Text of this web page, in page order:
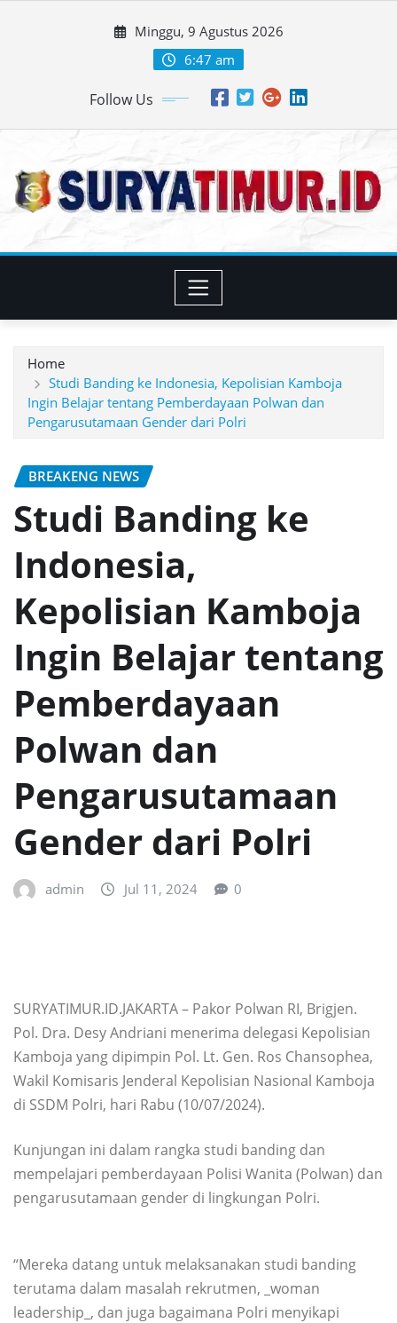
Minggu, 9 Agustus 2026
6:47 am
Follow Us
Home
Studi Banding ke Indonesia, Kepolisian Kamboja
Ingin Belajar tentang Pemberdayaan Polwan dan
Pengarusutamaan Gender dari Polri
BREAKENG NEWS
Studi Banding ke
Indonesia,
Kepolisian Kamboja
Ingin Belajar tentang
Pemberdayaan
Polwan dan
Pengarusutamaan
Gender dari Polri
admin Jul 11, 2024 0
SURYATIMUR.ID.JAKARTA – Pakor Polwan RI, Brigjen.
Pol. Dra. Desy Andriani menerima delegasi Kepolisian
Kamboja yang dipimpin Pol. Lt. Gen. Ros Chansophea,
Wakil Komisaris Jenderal Kepolisian Nasional Kamboja
di SSDM Polri, hari Rabu (10/07/2024).
Kunjungan ini dalam rangka studi banding dan
mempelajari pemberdayaan Polisi Wanita (Polwan) dan
pengarusutamaan gender di lingkungan Polri.
“Mereka datang untuk melaksanakan studi banding
terutama dalam masalah rekrutmen, _woman
leadership_, dan juga bagaimana Polri menyikapi